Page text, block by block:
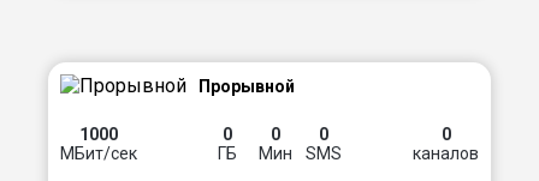
Прорывной
1000
МБит/сек
0
ГБ
0
Мин
0
SMS
0
каналов